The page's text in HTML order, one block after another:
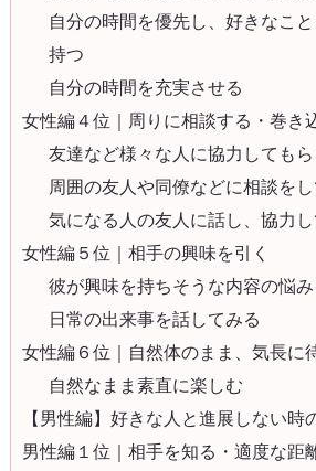
自分の時間を優先し、好きなこ
持つ
自分の時間を充実させる
女性編４位｜周りに相談する・巻き
友達など様々な人に協力してもら
周囲の友人や同僚などに相談を
気になる人の友人に話し、協力し
女性編５位｜相手の興味を引く
彼が興味を持ちそうな内容の悩
日常の出来事を話してみる
女性編６位｜自然体のまま、気長に
自然なまま素直に楽しむ
【男性編】好きな人と進展しない
男性編１位｜相手を知る・適度な距